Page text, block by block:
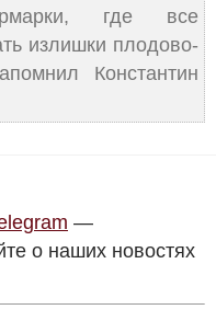
ярмарки, где все
излишки плодово-
Константин
—
о наших новостях